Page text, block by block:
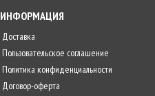
ИНФОРМАЦИЯ
Доставка
Пользовательское соглашение
Политика конфиденциальности
Договор-оферта